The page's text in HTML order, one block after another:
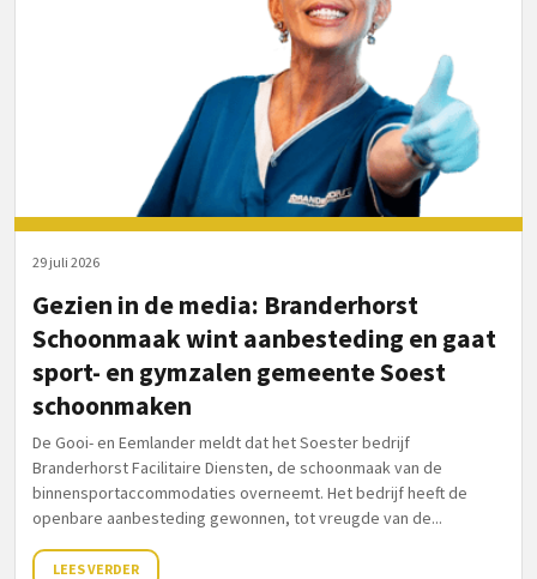
29 juli 2026
Gezien in de media: Branderhorst
Schoonmaak wint aanbesteding en gaat
sport- en gymzalen gemeente Soest
schoonmaken
De Gooi- en Eemlander meldt dat het Soester bedrijf
Branderhorst Facilitaire Diensten, de schoonmaak van de
binnensportaccommodaties overneemt. Het bedrijf heeft de
openbare aanbesteding gewonnen, tot vreugde van de...
LEES VERDER